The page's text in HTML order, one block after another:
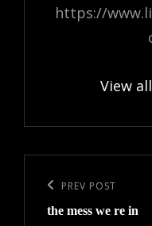
https://
View
navigation
Previous
Post
PREV POST
the mess we re in